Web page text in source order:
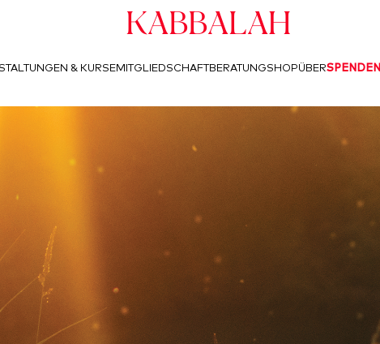
Kabbalah
& KURSEMITGLIEDSCHAFTBERATUNGSHOPÜBERSPENDEN